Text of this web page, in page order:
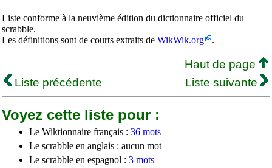
Liste conforme à la neuvième édition du dictionnaire officiel du
scrabble.
Les définitions sont de courts extraits de WikWik.org .
Haut de page
Liste précédente
Liste suivante
Voyez cette liste pour :
Le Wiktionnaire français : 36 mots
Le scrabble en anglais : aucun mot
Le scrabble en espagnol : 3 mots